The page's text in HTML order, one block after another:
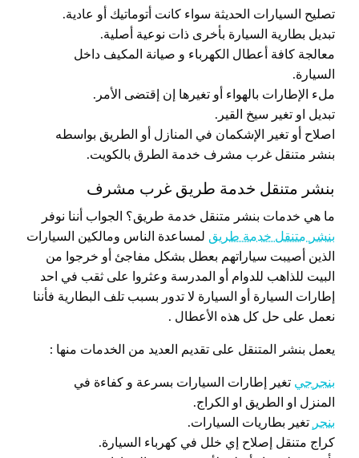
تصليح السيارات الحديثة سواء كانت أتوماتيك أو عادية.
تبديل بطارية السيارة بأخرى ذات نوعية أصلية.
معالجة كافة أعطال الكهرباء و صيانة المكيف داخل
السيارة.
ملء الإطارات بالهواء أو تغيرها إن إقتضى الأمر.
تبديل او تغير سيخ القير.
اصلاح أو تغير الإشكمان في المنازل أو الطريق بواسطه
بنشر متنقل غرب مشرف خدمة الطرق بالكويت.
بنشر متنقل خدمة طريق غرب مشرف
ما هي خدمات بنشر متنقل خدمة طريق؟ الجواب أننا نوفر
بنشر متنقل خدمة طريق لمساعدة الناس ومالكين السيارات
الذين أصيبت سياراتهم بعطل بشكل مفاجئ أو خرجوا من
البيت للذاهب للدوام أو المدرسة وعثروا على ثقب في احد
إطارات السيارة أو السيارة لا تدور بسبب تلف البطارية فأننا
نعمل على حل كل هذه الأعطال .
يعمل بنشر المتنقل على تقديم العديد من الخدمات منها :
بنجرجي تغير إطارات السيارات بسرعة و كفاءة في
المنزل او الطريق او الكراج.
بنجر تغير بطاريات السيارات.
كراج متنقل إصلاح إي خلل في كهرباء السيارة.